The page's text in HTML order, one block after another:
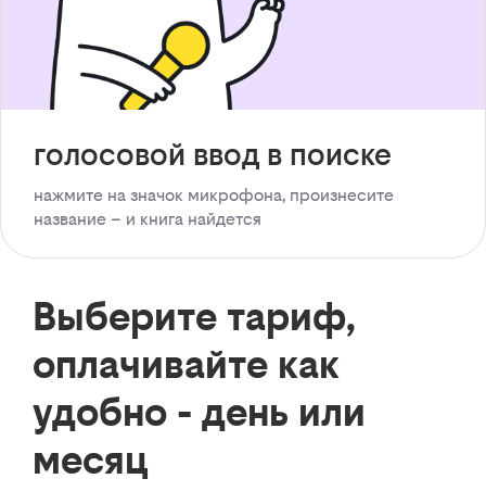
голосовой ввод в поиске
нажмите на значок микрофона, произнесите
название – и книга найдется
Выберите тариф,
оплачивайте как
удобно - день или
месяц